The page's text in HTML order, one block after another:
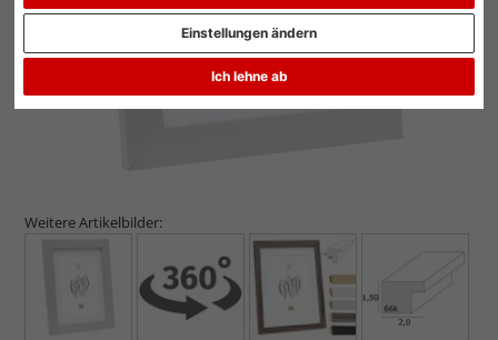
Ich lehne ab
Einstellungen ändern
Weitere Artikelbilder: